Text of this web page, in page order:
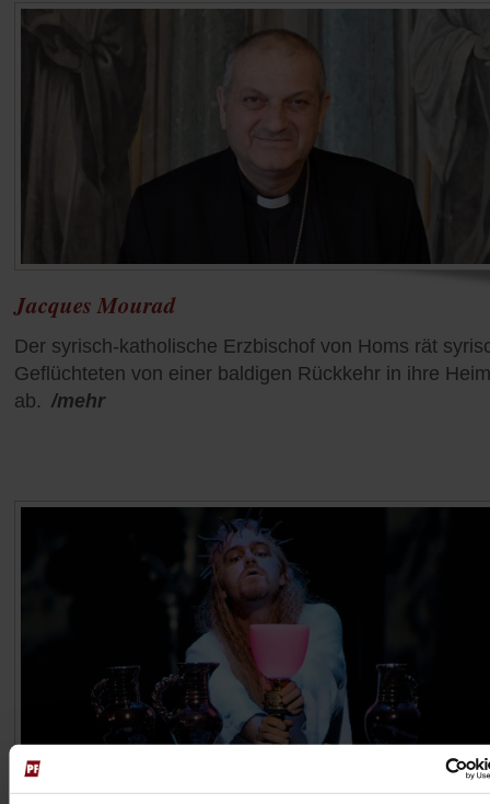
Jacques Mourad
Der syrisch-katholische Erzbischof von Homs rät
Geflüchteten von einer baldigen Rückkehr in ihre
ab. /mehr
Richard Wagner und die Bayreuther Festspiele